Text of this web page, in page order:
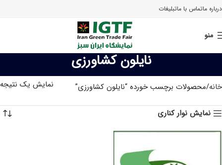
درباره ماتماس با ماتبلیغات
منو
نایلون کشاورزی
خانه محصولات برچسب خورده “نایلون کشاورزی” نمایش یک نتیجه
نمایش نوار کناری